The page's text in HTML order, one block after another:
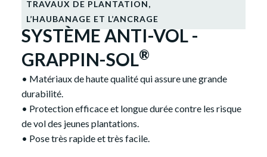
TRAVAUX DE PLANTATION,
L’HAUBANAGE ET L’ANCRAGE
SYSTÈME ANTI-VOL -
GRAPPIN-SOL®
• Matériaux de haute qualité qui assure une grande
durabilité.
• Protection efficace et longue durée contre les risque
de vol des jeunes plantations.
• Pose très rapide et très facile.